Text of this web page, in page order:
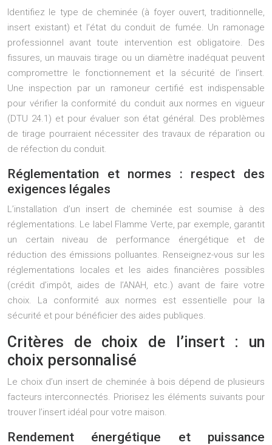
Identifiez le type de cheminée (à foyer ouvert, traditionnelle,
insert existant) et l’état du conduit de fumée. Un ramonage
professionnel avant toute intervention est obligatoire. Des
fissures, un mauvais tirage ou un diamètre inadéquat peuvent
compromettre le fonctionnement et la sécurité de l’insert.
Une inspection par un ramoneur certifié est indispensable
pour vérifier la conformité du conduit aux normes en vigueur
(DTU 24.1) et pour évaluer son état général. Des problèmes
de tirage pourraient nécessiter des travaux de réparation ou
de réfection du conduit.
Réglementation et normes : respect des
exigences légales
L’installation d’un insert de cheminée est soumise à des
réglementations. Le label Flamme Verte, par exemple, garantit
un certain niveau de performance énergétique et de
réduction des émissions polluantes. Renseignez-vous sur les
réglementations locales et les aides financières possibles
(crédit d’impôt, aides de l’ANAH, etc.) avant de faire votre
choix. La conformité aux normes est essentielle pour la
sécurité et pour bénéficier des aides publiques.
Critères de choix de l’insert : un
choix personnalisé
Le choix d’un insert de cheminée à bois dépend de plusieurs
facteurs interconnectés. Priorisez les éléments suivants pour
trouver l’insert idéal pour votre maison.
Rendement énergétique et puissance